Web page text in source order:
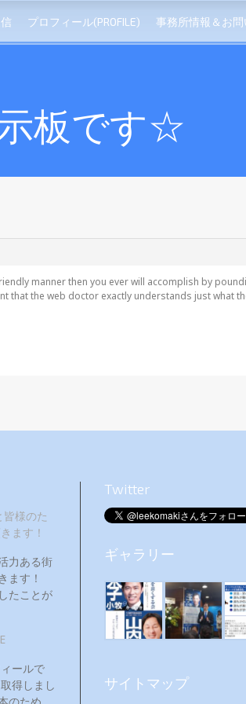
プロフィール(PROFILE) 事務所情報＆お問
板です☆
manner then you ever will accomplish by
that the web doctor exactly understands just what
様のた
ます！
力ある街
ます！
たことが
ールで
得しまし
Twitter
ギャラリー
サイトマップ